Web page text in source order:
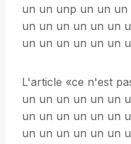
un un unp un un
un un un un un un
un un un un un un
L'article «ce n'est
un un un un un un
un un un un un un
un un un un un un